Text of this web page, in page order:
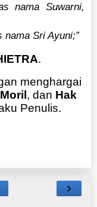
nama Suwarni,
nama Sri Ayuni;”
.
menghargai
, dan Hak
Penulis.
›